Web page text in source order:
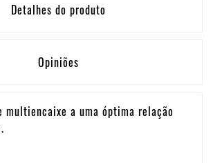
Detalhes do produto
Opiniões
multiencaixe a uma óptima relação